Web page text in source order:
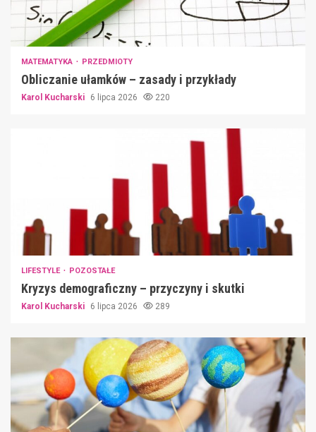
MATEMATYKA PRZEDMIOTY
Obliczanie ułamków – zasady i przykłady
Karol Kucharski 6 lipca 2026 220
LIFESTYLE POZOSTAŁE
Kryzys demograficzny – przyczyny i skutki
Karol Kucharski 6 lipca 2026 289